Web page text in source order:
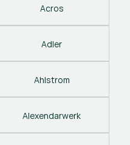
Acros
Adler
Ahlstrom
Alexendarwerk